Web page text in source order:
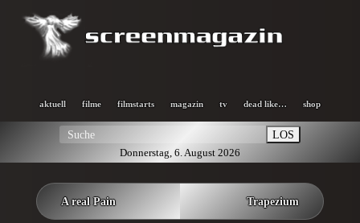
aktuell filme filmstarts magazin tv dead like… shop
LOS
Donnerstag, 6. August 2026
A real Pain Trapezium